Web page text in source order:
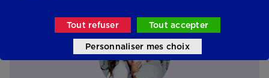
Tout refuser Tout accepter
Personnaliser mes choix